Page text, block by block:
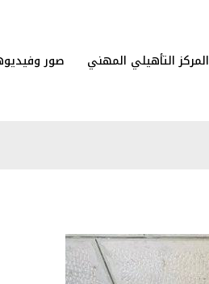
المركز التأهيلي المهني صور